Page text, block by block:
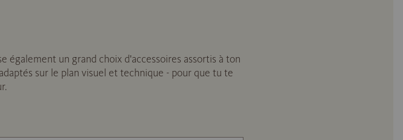
également un grand choix d'accessoires assortis à ton
sur le plan visuel et technique - pour que tu te